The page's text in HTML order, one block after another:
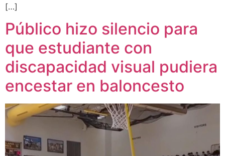
[…]
Público hizo silencio para
que estudiante con
discapacidad visual pudiera
encestar en baloncesto